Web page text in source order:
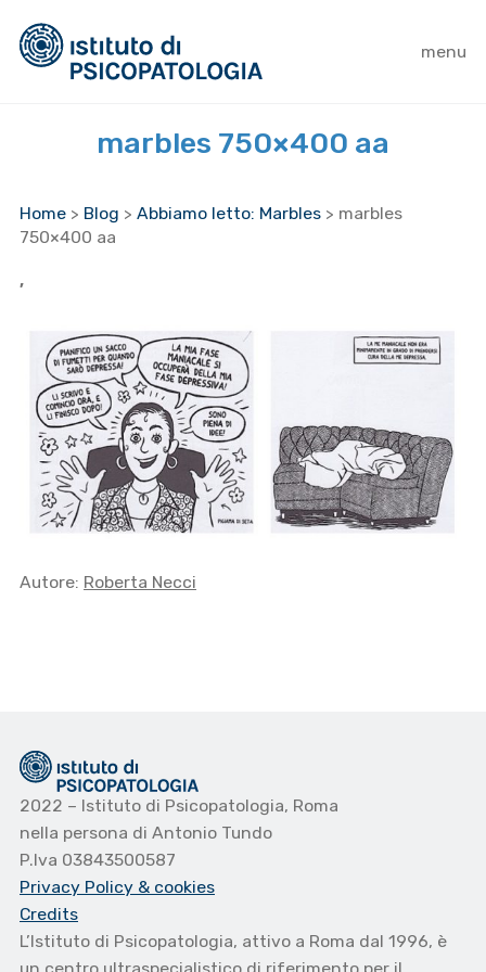
menu
marbles 750×400 aa
Home > Blog > Abbiamo letto: Marbles > marbles
750×400 aa
,
Autore: Roberta Necci
2022 – Istituto di Psicopatologia, Roma
nella persona di Antonio Tundo
P.Iva 03843500587
Privacy Policy & cookies
Credits
L’Istituto di Psicopatologia, attivo a Roma dal 1996, è